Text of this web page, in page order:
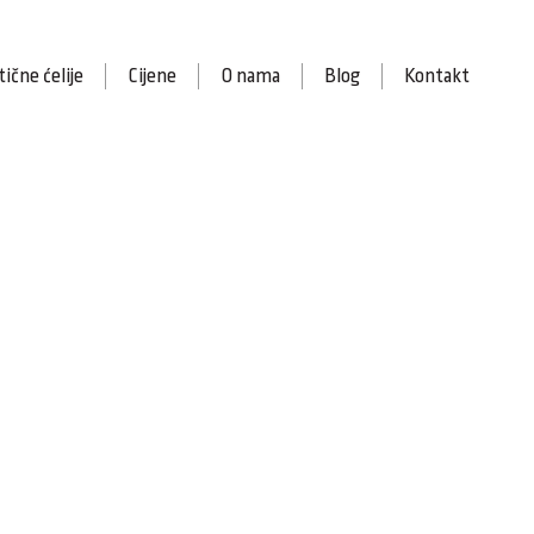
ćelije Cijene O nama Blog Kontakt